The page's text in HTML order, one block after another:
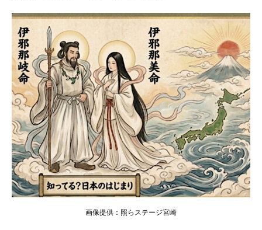
画像提供：照らステージ宮崎